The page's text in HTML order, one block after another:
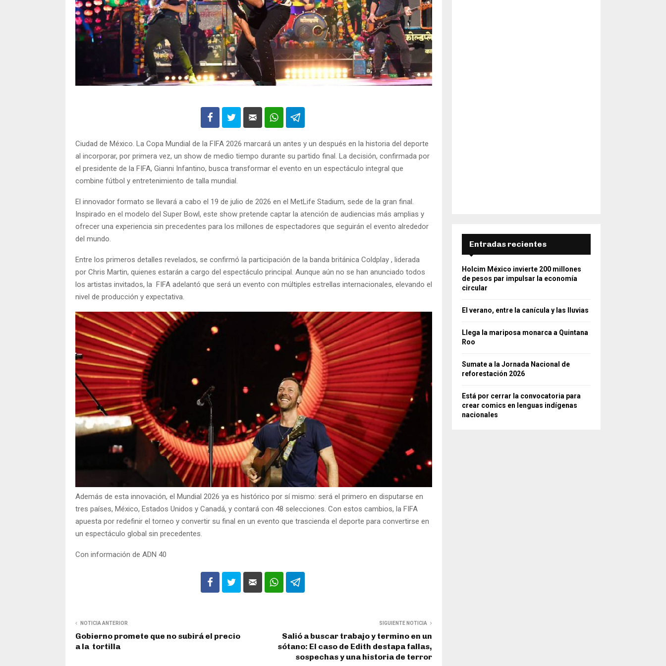
Ciudad de México. La Copa Mundial de la FIFA 2026 marcará un antes y un después en la historia del deporte
al incorporar, por primera vez, un show de medio tiempo durante su partido final. La decisión, confirmada por
el presidente de la FIFA, Gianni Infantino, busca transformar el evento en un espectáculo integral que
combine fútbol y entretenimiento de talla mundial.
El innovador formato se llevará a cabo el 19 de julio de 2026 en el MetLife Stadium, sede de la gran final.
Inspirado en el modelo del Super Bowl, este show pretende captar la atención de audiencias más amplias y
ofrecer una experiencia sin precedentes para los millones de espectadores que seguirán el evento alrededor
del mundo.
Entre los primeros detalles revelados, se confirmó la participación de la banda británica Coldplay , liderada
por Chris Martin, quienes estarán a cargo del espectáculo principal. Aunque aún no se han anunciado todos
los artistas invitados, la FIFA adelantó que será un evento con múltiples estrellas internacionales, elevando el
nivel de producción y expectativa.
Además de esta innovación, el Mundial 2026 ya es histórico por sí mismo: será el primero en disputarse en
tres países, México, Estados Unidos y Canadá, y contará con 48 selecciones. Con estos cambios, la FIFA
apuesta por redefinir el torneo y convertir su final en un evento que trascienda el deporte para convertirse en
un espectáculo global sin precedentes.
Con información de ADN 40
NOTICIA ANTERIOR
Gobierno promete que no subirá el precio
a la tortilla
SIGUIENTE NOTICIA
Salió a buscar trabajo y termino en un
sótano: El caso de Edith destapa fallas,
sospechas y una historia de terror
Entradas recientes
Holcim México invierte 200 millones
de pesos par impulsar la economía
circular
El verano, entre la canícula y las lluvias
Llega la mariposa monarca a Quintana
Roo
Sumate a la Jornada Nacional de
reforestación 2026
Está por cerrar la convocatoria para
crear comics en lenguas indígenas
nacionales